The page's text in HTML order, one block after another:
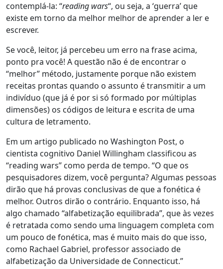
contemplá-la: “reading wars“, ou seja, a ‘guerra’ que
existe em torno da melhor melhor de aprender a ler e
escrever.
Se você, leitor, já percebeu um erro na frase acima,
ponto pra você! A questão não é de encontrar o
“melhor” método, justamente porque não existem
receitas prontas quando o assunto é transmitir a um
indivíduo (que já é por si só formado por múltiplas
dimensões) os códigos de leitura e escrita de uma
cultura de letramento.
Em um artigo publicado no Washington Post, o
cientista cognitivo Daniel Willingham classificou as
“reading wars” como perda de tempo. “O que os
pesquisadores dizem, você pergunta? Algumas pessoas
dirão que há provas conclusivas de que a fonética é
melhor. Outros dirão o contrário. Enquanto isso, há
algo chamado “alfabetização equilibrada”, que às vezes
é retratada como sendo uma linguagem completa com
um pouco de fonética, mas é muito mais do que isso,
como Rachael Gabriel, professor associado de
alfabetização da Universidade de Connecticut.”